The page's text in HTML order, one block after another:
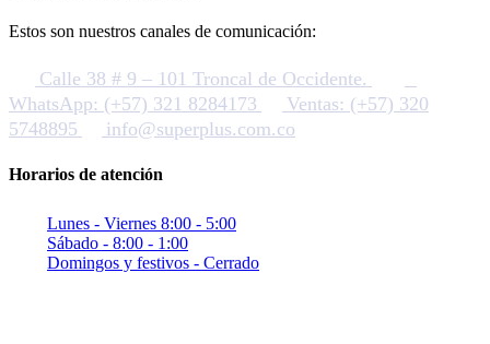
Estos son nuestros canales de comunicación:
Calle 38 # 9 – 101 Troncal de Occidente.
WhatsApp: (+57) 321 8284173
Ventas: (+57) 320
5748895
info@superplus.com.co
Horarios de atención
Lunes - Viernes 8:00 - 5:00
Sábado - 8:00 - 1:00
Domingos y festivos - Cerrado